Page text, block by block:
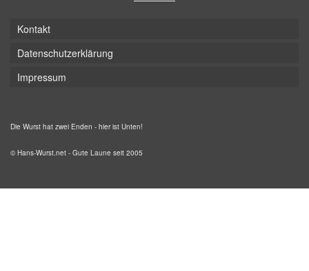
Kontakt
Datenschutzerklärung
Impressum
Die Wurst hat zwei Enden - hier ist Unten!
© Hans-Wurst.net - Gute Laune seit 2005